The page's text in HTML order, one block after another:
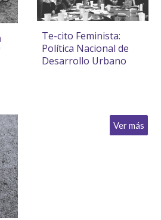
Te-cito Feminista:
Política Nacional de
Desarrollo Urbano
Ver más